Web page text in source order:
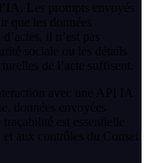
Les prompts envoyés
que les données
il n’est pas
sociale ou les détails
de l’acte suffisent.
avec une API IA
données envoyées
est essentielle
aux contrôles du Conseil